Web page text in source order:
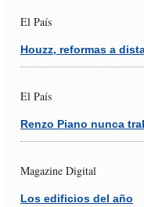
El País
Houzz, reformas a
El País
Renzo Piano nunca
Magazine Digital
Los edificios del año